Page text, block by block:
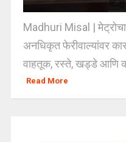
Madhuri Misal | मेट्रोचा
अनधिकृत फेरीवाल्यांवर
वाहतूक, रस्ते, खड्डे आणि
Read More